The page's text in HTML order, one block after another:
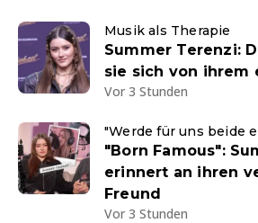
Musik als Therapie
Summer Terenzi:
sie sich von ihrem
Vor 3 Stunden
"Werde für uns beide
"Born Famous":
erinnert an ihren
Freund
Vor 3 Stunden